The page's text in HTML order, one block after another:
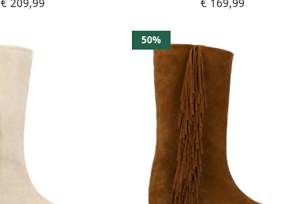
€ 209,99
€ 169,99
50%